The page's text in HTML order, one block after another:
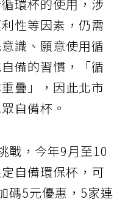
環杯的使用，涉
性等因素，仍需
識、願意使用循
備的習慣，「循
疊」，因此北市
自備杯。
戰，今年9月至10
自備環保杯，可
碼5元優惠，5家連